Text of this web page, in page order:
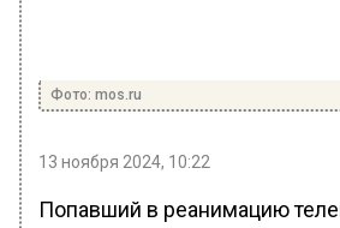
Фото: mos.ru
13 ноября 2024, 10:22
Попавший в реанимацию